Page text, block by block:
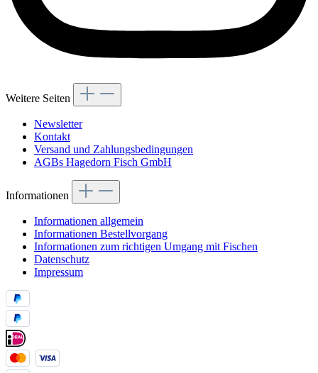
Weitere Seiten
Newsletter
Kontakt
Versand und Zahlungsbedingungen
AGBs Hagedorn Fisch GmbH
Informationen
Informationen allgemein
Informationen Bestellvorgang
Informationen zum richtigen Umgang mit Fischen
Datenschutz
Impressum